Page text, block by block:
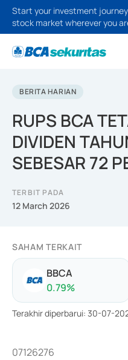
Start your investment
stock market wherever you
BERITA HARIAN
RUPS BCA
DIVIDEN
SEBESAR 72
TERBIT PADA
12 March 2026
SAHAM TERKAIT
BBCA
0.79%
Terakhir diperbarui: 30-07-
07126276